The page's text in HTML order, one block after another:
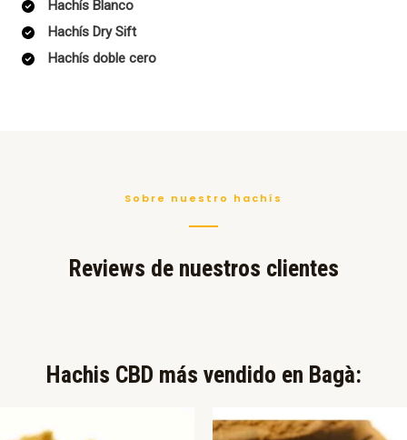
Hachís Blanco
Hachís Dry Sift
Hachís doble cero
Sobre nuestro hachís
Reviews de nuestros clientes
Hachis CBD más vendido en Bagà:​